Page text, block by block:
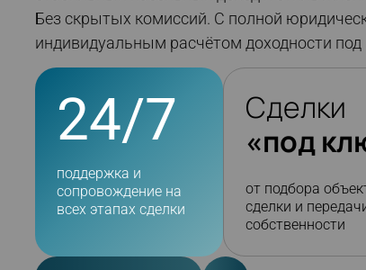
Без скрытых комиссий. С полной
индивидуальным расчётом доходности
24/7
поддержка и
сопровождение на
всех этапах сделки
Сделки
«под
от подбора
сделки и
собственности